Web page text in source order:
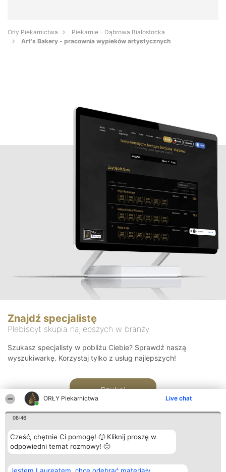
ORŁY Piekarnictwa Live chat
08:46
Cześć, chętnie Ci pomogę! 🙂 Kliknij proszę w
odpowiedni temat rozmowy! 🙂
Orły Piekarnictwa
Piekarnie - Dąbrowa Białostocka
Art's Bakery - pracownia wypieków artystycznych
Znajdź specjalistę
Plebiscyt skupia najlepszych w branży
Szukasz specjalisty w pobliżu Ciebie? Sprawdź naszą
wyszukiwarkę. Korzystaj tylko z usług najlepszych!
Szukaj
Organizator plebiscytu Plebiscyt Kontakt